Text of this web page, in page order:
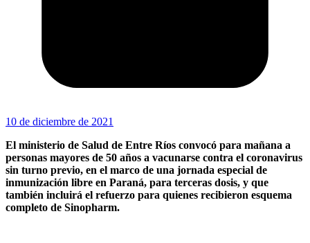
10 de diciembre de 2021
El ministerio de Salud de Entre Ríos convocó para mañana a
personas mayores de 50 años a vacunarse contra el coronavirus
sin turno previo, en el marco de una jornada especial de
inmunización libre en Paraná, para terceras dosis, y que
también incluirá el refuerzo para quienes recibieron esquema
completo de Sinopharm.